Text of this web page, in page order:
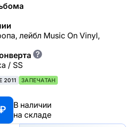
лейбл Music On Vinyl,
?
/ SS
2011 ЗАПЕЧАТАН
В наличии
на складе